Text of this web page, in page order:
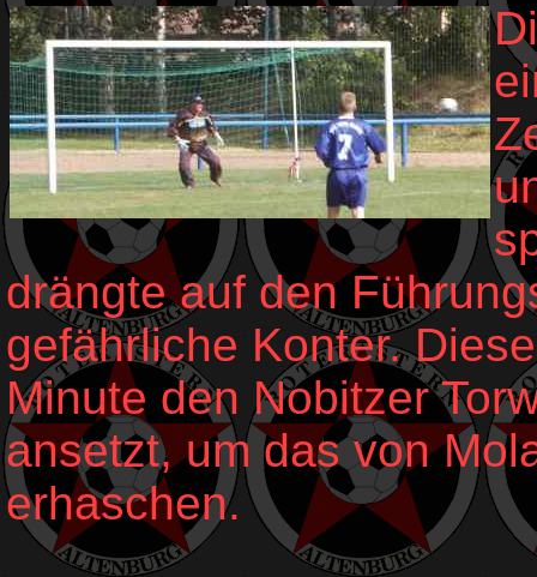
drängte auf den
gefährliche Konter.
Minute den Nobitzer
ansetzt, um das von
erhaschen.